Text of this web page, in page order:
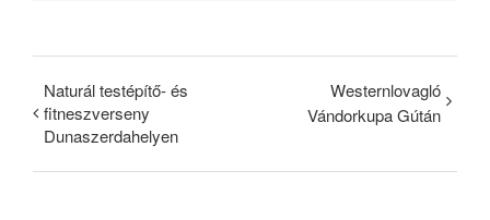
Naturál testépítő- és
fitneszverseny
Dunaszerdahelyen
Westernlovagló
Vándorkupa Gútán